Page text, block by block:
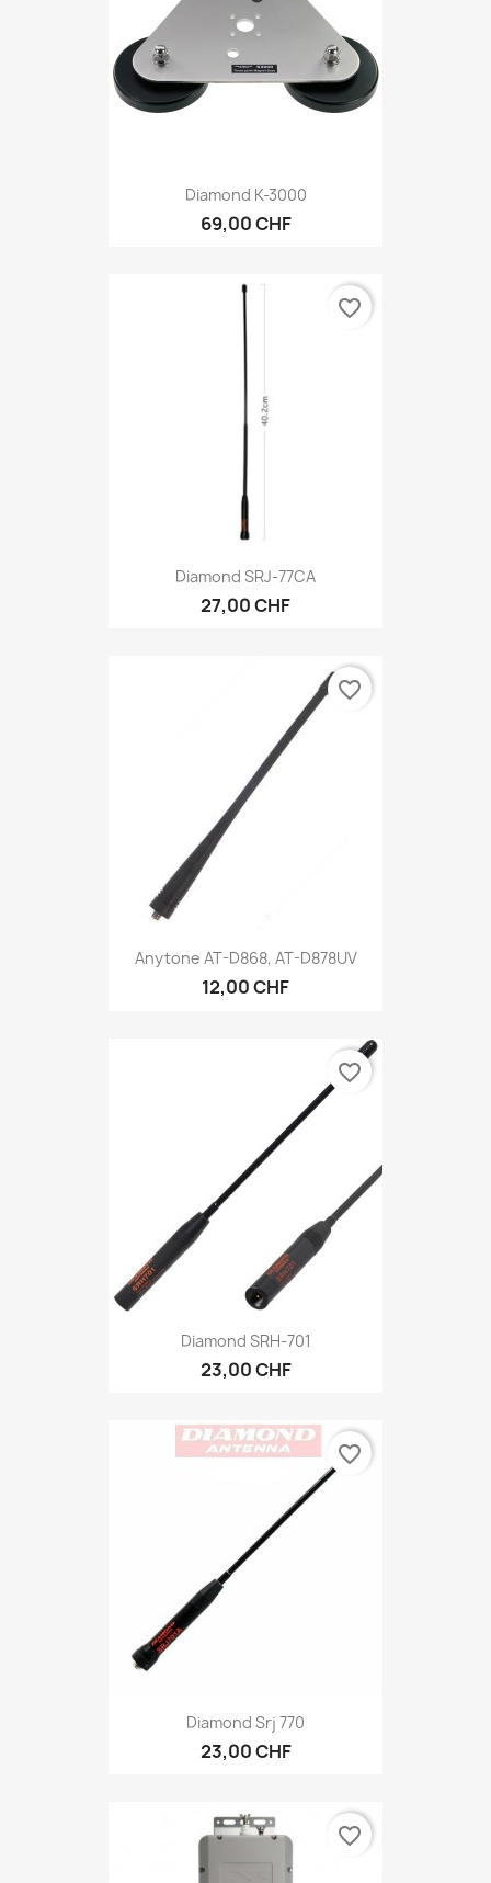
Diamond K-3000
69,00 CHF
Diamond SRJ-77CA
27,00 CHF
favorite_border
Anytone AT-D868, AT-D878UV
12,00 CHF
favorite_border
Diamond SRH-701
23,00 CHF
favorite_border
Diamond Srj 770
23,00 CHF
favorite_border
favorite_border